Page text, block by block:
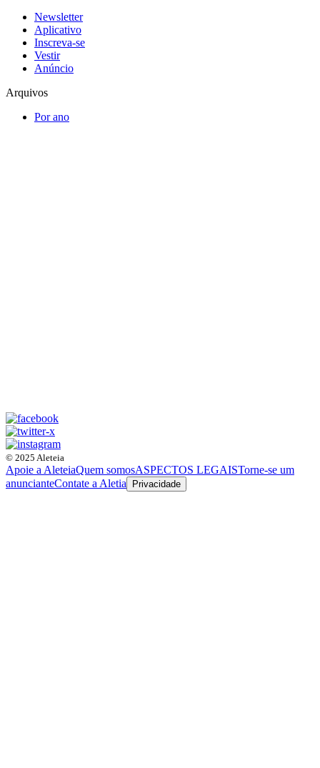
Newsletter
Aplicativo
Inscreva-se
Vestir
Anúncio
Arquivos
Por ano
© 2025 Aleteia
Apoie a AleteiaQuem somosASPECTOS LEGAISTorne-se um
anuncianteContate a Aletia Privacidade